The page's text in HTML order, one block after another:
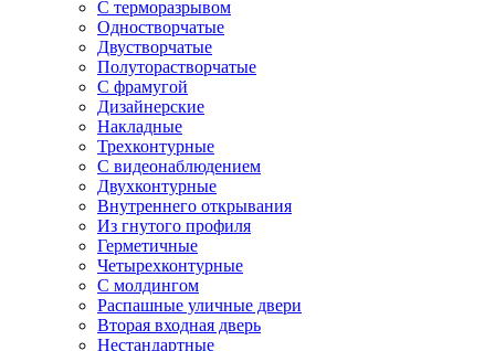
С терморазрывом
Одностворчатые
Двустворчатые
Полуторастворчатые
С фрамугой
Дизайнерские
Накладные
Трехконтурные
С видеонаблюдением
Двухконтурные
Внутреннего открывания
Из гнутого профиля
Герметичные
Четырехконтурные
С молдингом
Распашные уличные двери
Вторая входная дверь
Нестандартные